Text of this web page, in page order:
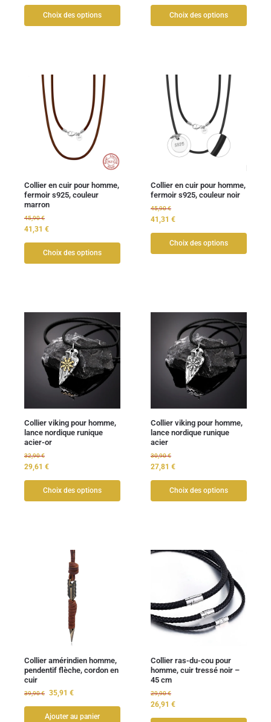
Choix des options Choix des options
Collier en cuir pour homme,
fermoir s925, couleur
marron
45,90€
41,31 €
Choix des options
Collier en cuir pour homme,
fermoir s925, couleur noir
45,90€
41,31 €
Choix des options
Collier viking pour homme,
lance nordique runique
acier-or
32,90€
29,61 €
Choix des options
Collier viking pour homme,
lance nordique runique
acier
30,90€
27,81 €
Choix des options
Collier amérindien homme,
pendentif flèche, cordon en
cuir
39,90€ 35,91 €
Ajouter au panier
Collier ras-du-cou pour
homme, cuir tressé noir –
45 cm
29,90€
26,91 €